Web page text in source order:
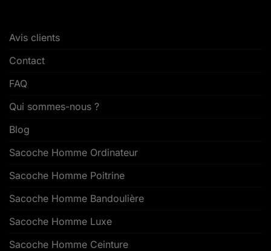
Avis clients
Contact
FAQ
Qui sommes-nous ?
Blog
Sacoche Homme Ordinateur
Sacoche Homme Poitrine
Sacoche Homme Bandoulière
Sacoche Homme Luxe
Sacoche Homme Ceinture